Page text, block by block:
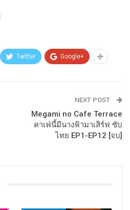
Twitter Google+
NEXT POST
Megami no Cafe Terrace
คาเฟ่นี้มีนางฟ้ามาเสิร์ฟ ซับ
ไทย EP1-EP12 [จบ]